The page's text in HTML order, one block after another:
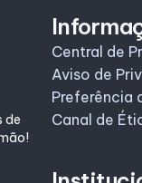
de
Central de
Aviso de
Preferência
Canal de